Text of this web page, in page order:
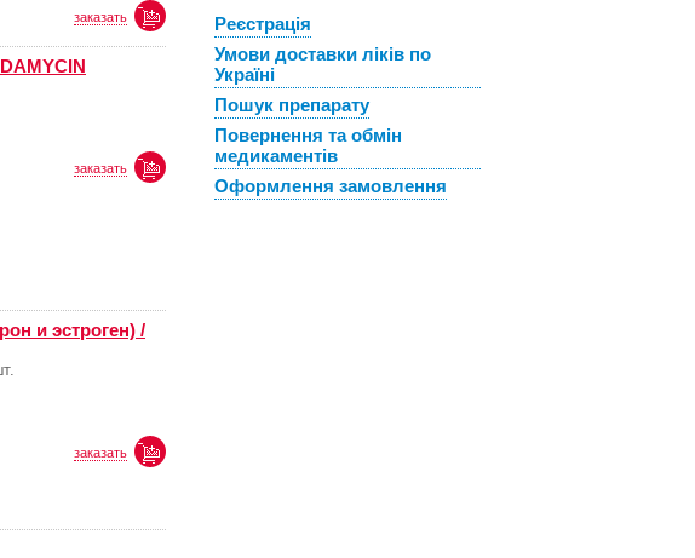
заказать
заказать
и эстроген) /
заказать
Реєстрація
Умови доставки ліків по
Україні
Пошук препарату
Повернення та обмін
медикаментів
Оформлення замовлення